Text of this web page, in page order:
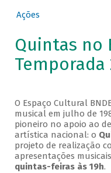
Ações
Quintas no
Temporada
O Espaço Cultural
musical em julho de
pioneiro no apoio ao
artística nacional: o
projeto de realização
apresentações
quintas-feiras às 19h.